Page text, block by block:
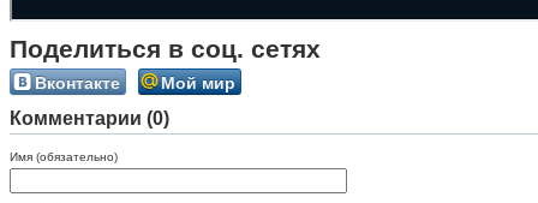
Поделиться в соц. сетях
Вконтакте Мой мир
Комментарии (0)
Имя (обязательно)